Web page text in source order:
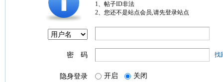
1、帖子ID非法
2、您还不是站点会员,请先登录站点
密 码 找
隐身登录 开启 关闭